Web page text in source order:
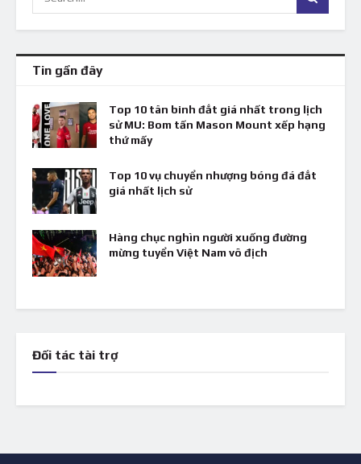
Tin gần đây
Top 10 tân binh đắt giá nhất trong lịch
sử MU: Bom tấn Mason Mount xếp hạng
thứ mấy
Top 10 vụ chuyển nhượng bóng đá đắt
giá nhất lịch sử
Hàng chục nghìn người xuống đường
mừng tuyển Việt Nam vô địch
Đối tác tài trợ